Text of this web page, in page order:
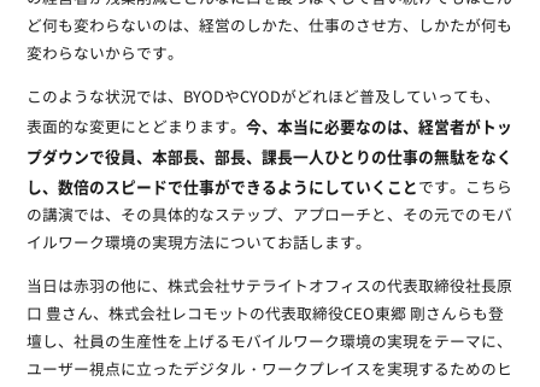
ど何も変わらないのは、経営のしかた、仕事のさせ方、しかたが何も
変わらないからです。
このような状況では、BYODやCYODがどれほど普及していっても、
表面的な変更にとどまります。 今、本当に必要なのは、経営者がトッ
プダウンで役員、本部長、部長、課長一人ひとりの仕事の無駄をなく
し、数倍のスピードで仕事ができるようにしていくこと です。こちら
の講演では、その具体的なステップ、アプローチと、その元でのモバ
イルワーク環境の実現方法についてお話します。
当日は赤羽の他に、株式会社サテライトオフィスの代表取締役社長原
口 豊さん、株式会社レコモットの代表取締役CEO東郷 剛さんらも登
壇し、社員の生産性を上げるモバイルワーク環境の実現をテーマに、
ユーザー視点に立ったデジタル・ワークプレイスを実現するためのヒ